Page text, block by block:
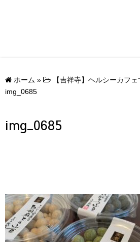
ホーム » 【吉祥寺】ヘルシーカフ
img_0685
img_0685